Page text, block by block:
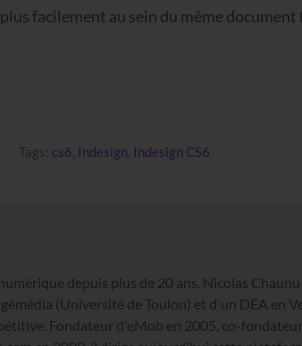
facilement au sein du même document
Tags: cs6 Indesign Indesign CS6
depuis plus de 20 ans, Nicolas
(Université de Toulon) et d'un DEA en
Fondateur d'eMob en 2005, co-